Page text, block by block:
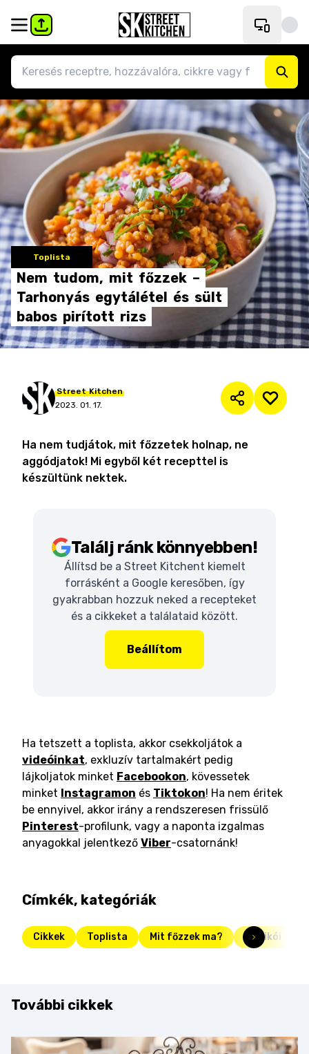
Toplista
Nem tudom, mit főzzek –
Tarhonyás egytálétel és sült
babos pirított rizs
Street Kitchen
2023. 01. 17.
Ha nem tudjátok, mit főzzetek holnap, ne
aggódjatok! Mi egyből két recepttel is
készültünk nektek.
Találj ránk könnyebben!
Állítsd be a Street Kitchent kiemelt
forrásként a Google keresőben, így
gyakrabban hozzuk neked a recepteket
és a cikkeket a találataid között.
Beállítom
Ha tetszett a toplista, akkor csekkoljátok a
videóinkat, exkluzív tartalmakért pedig
lájkoljatok minket Facebookon, kövessetek
minket Instagramon és Tiktokon! Ha nem éritek
be ennyivel, akkor irány a rendszeresen frissülő
Pinterest-profilunk, vagy a naponta izgalmas
anyagokkal jelentkező Viber-csatornánk!
Címkék, kategóriák
Cikkek Toplista Mit főzzek ma? mexikói
További cikkek